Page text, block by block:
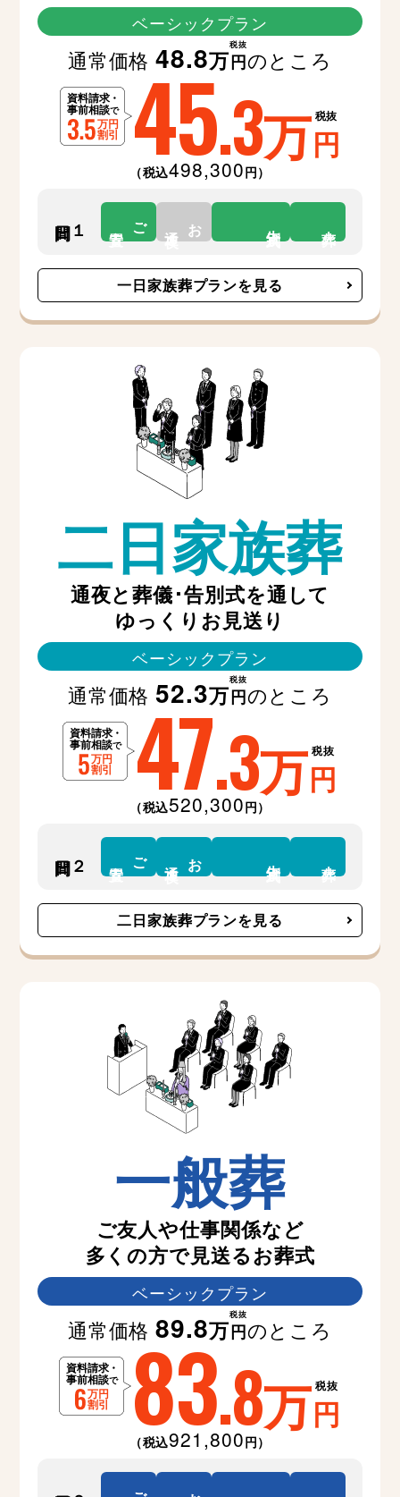
ベーシックプラン
通常価格48.8万円
税抜
のところ
45.3万円
税抜
（税込498,300円）
ご お
一日家族葬プランを見る
二日家族葬
通夜と葬儀･告別式を通して
ゆっくりお見送り
ベーシックプラン
通常価格52.3万円
税抜
のところ
47.3万円
税抜
（税込520,300円）
ご お
二日家族葬プランを見る
一般葬
ご友人や仕事関係など
多くの方で見送るお葬式
ベーシックプラン
通常価格89.8万円
税抜
のところ
83.8万円
税抜
（税込921,800円）
ご お